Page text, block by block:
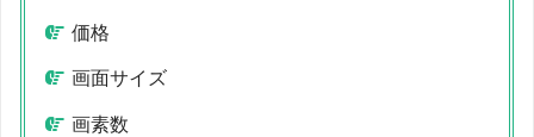
価格
画面サイズ
画素数